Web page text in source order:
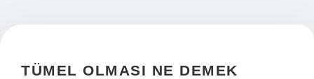
TÜMEL OLMASI NE DEMEK